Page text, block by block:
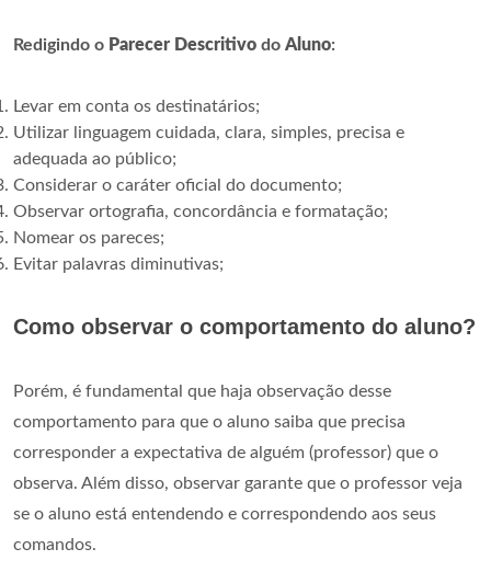
Redigindo o Parecer Descritivo do Aluno:
Levar em conta os destinatários;
Utilizar linguagem cuidada, clara, simples, precisa e
adequada ao público;
Considerar o caráter oficial do documento;
Observar ortografia, concordância e formatação;
Nomear os pareces;
Evitar palavras diminutivas;
Como observar o comportamento do aluno?
Porém, é fundamental que haja observação desse
comportamento para que o aluno saiba que precisa
corresponder a expectativa de alguém (professor) que o
observa. Além disso, observar garante que o professor veja
se o aluno está entendendo e correspondendo aos seus
comandos.